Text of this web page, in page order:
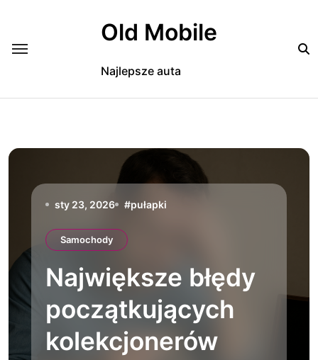
Old Mobile
Najlepsze auta
sty 23, 2026 #pułapki
Samochody
Największe błędy
początkujących
kolekcjonerów